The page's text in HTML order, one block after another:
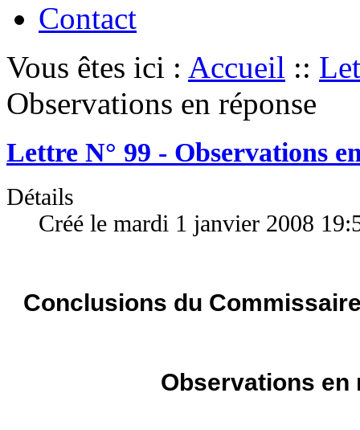
Contact
Vous êtes ici : Accueil ::
Observations en réponse
Lettre N° 99 - Observations
Détails
Créé le mardi 1 janvier 2008
Conclusions du
Observations en